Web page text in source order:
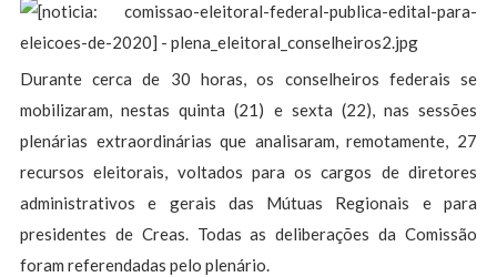
Durante cerca de 30 horas, os conselheiros federais se
mobilizaram, nestas quinta (21) e sexta (22), nas sessões
plenárias extraordinárias que analisaram, remotamente, 27
recursos eleitorais, voltados para os cargos de diretores
administrativos e gerais das Mútuas Regionais e para
presidentes de Creas. Todas as deliberações da Comissão
foram referendadas pelo plenário.